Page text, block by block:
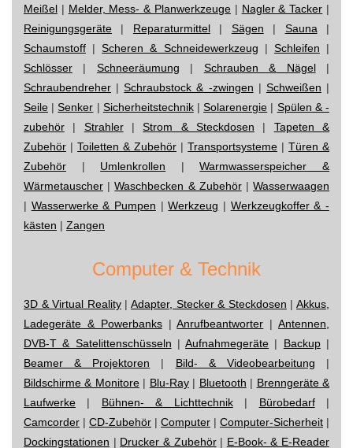
Meißel | Melder, Mess- & Planwerkzeuge | Nagler & Tacker |
Reinigungsgeräte | Reparaturmittel| Sägen | Sauna |
Schaumstoff |Scheren & Schneidewerkzeug | Schleifen |
Schlösser | Schneeräumung | Schrauben & Nägel|
Schraubendreher |Schraubstock & -zwingen | Schweißen |
Seile |Senker | Sicherheitstechnik|Solarenergie | Spülen & -
zubehör | Strahler|Strom & Steckdosen | Tapeten &
Zubehör | Toiletten & Zubehör | Transportsysteme | Türen &
Zubehör | Umlenkrollen |Warmwasserspeicher &
Wärmetauscher |Waschbecken & Zubehör|Wasserwaagen
| Wasserwerke & Pumpen |Werkzeug | Werkzeugkoffer & -
kästen | Zangen
Computer & Technik
3D & Virtual Reality|Adapter, Stecker & Steckdosen |Akkus,
Ladegeräte & Powerbanks|Anrufbeantworter |Antennen,
DVB-T & Satelittenschüsseln |Aufnahmegeräte | Backup|
Beamer & Projektoren | Bild- & Videobearbeitung |
Bildschirme & Monitore| Blu-Ray| Bluetooth | Brenngeräte &
Laufwerke | Bühnen- & Lichttechnik| Bürobedarf|
Camcorder | CD-Zubehör | Computer | Computer-Sicherheit |
Dockingstationen | Drucker & Zubehör| E-Book- & E-Reader